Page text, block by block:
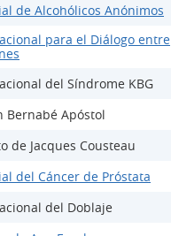
de Alcohólicos Anónimos
para el Diálogo entre
del Síndrome KBG
Bernabé Apóstol
de Jacques Cousteau
del Cáncer de Próstata
del Doblaje